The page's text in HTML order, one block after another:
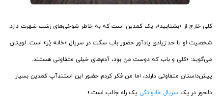
کلی خارج از «بشتابید»، یک کمدین است که به خاطر شوخی‌های زشت شهرت دارد.
شخصیت او تا حد زیادی یادآور حضور باب سگت در سریال «خانه پُر» است. لویتان
می‌گوید: «کلی و باب که دوست من بود، آدم‌های خیلی متفاوتی هستند.
پیش‌داستان متفاوتی دارند، اما من فکر ‌کردم حضور این استندآپ کمدین بسیار
دلخور در یک سریال خانوادگی یک راه جالب است.»